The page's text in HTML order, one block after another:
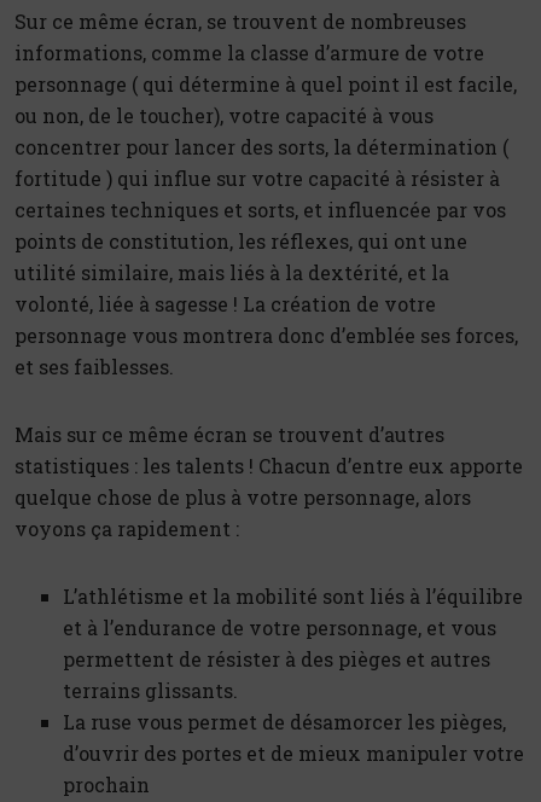
Sur ce même écran, se trouvent de nombreuses
informations, comme la classe d’armure de votre
personnage ( qui détermine à quel point il est facile,
ou non, de le toucher), votre capacité à vous
concentrer pour lancer des sorts, la détermination (
fortitude ) qui influe sur votre capacité à résister à
certaines techniques et sorts, et influencée par vos
points de constitution, les réflexes, qui ont une
utilité similaire, mais liés à la dextérité, et la
volonté, liée à sagesse ! La création de votre
personnage vous montrera donc d’emblée ses forces,
et ses faiblesses.
Mais sur ce même écran se trouvent d’autres
statistiques : les talents ! Chacun d’entre eux apporte
quelque chose de plus à votre personnage, alors
voyons ça rapidement :
L’athlétisme et la mobilité sont liés à l’équilibre
et à l’endurance de votre personnage, et vous
permettent de résister à des pièges et autres
terrains glissants.
La ruse vous permet de désamorcer les pièges,
d’ouvrir des portes et de mieux manipuler votre
prochain